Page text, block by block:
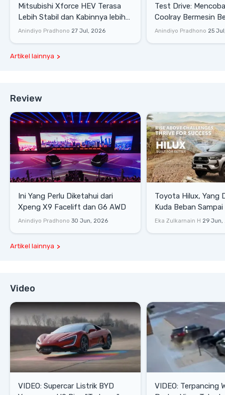
Mitsubishi Xforce HEV Terasa
Lebih Stabil dan Kabinnya lebih
Senyap
Anindiyo Pradhono 27 Jul, 2026
Test Drive: Mencoba Geely
Coolray Bermesin
di Sirkuit Mandalika
Anindiyo Pradhono 25
Artikel lainnya
Review
Ini Yang Perlu Diketahui dari
Xpeng X9 Facelift dan G6 AWD
Anindiyo Pradhono 30 Jun, 2026
Toyota Hilux, Yang
Kuda Beban
Lifestyle
Eka Zulkarnain H 29 Jun,
Artikel lainnya
Video
VIDEO: Supercar Listrik BYD
VIDEO: Terpancing